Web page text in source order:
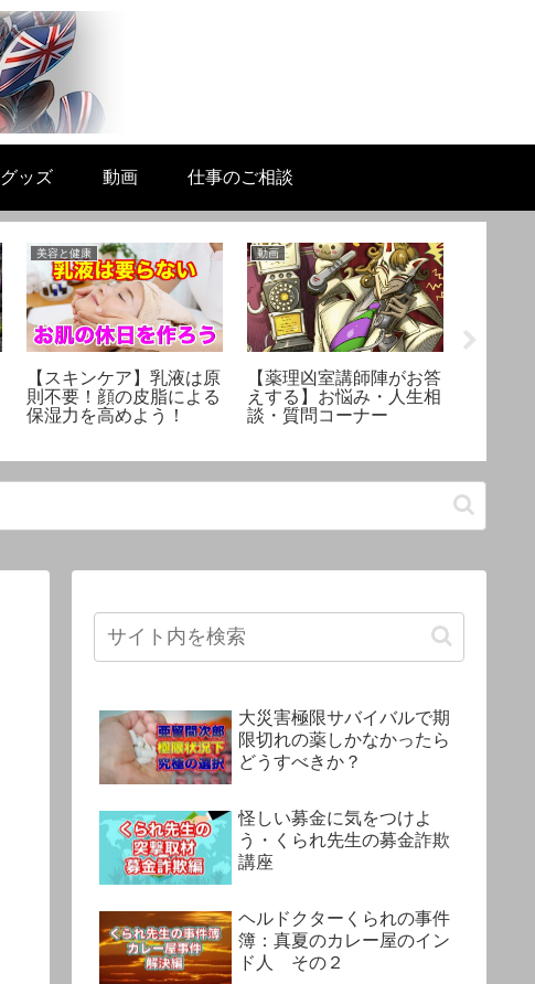
グッズ 動画 仕事のご相談
美容と健康
【スキンケア】乳液は原
則不要！顔の皮脂による
保湿力を高めよう！
動画
【薬理凶室講師陣がお答
えする】お悩み・人生相
談・質問コーナー
大災害極限サバイバルで期
限切れの薬しかなかったら
どうすべきか？
怪しい募金に気をつけよ
う・くられ先生の募金詐欺
講座
ヘルドクターくられの事件
簿：真夏のカレー屋のイン
ド人 その２